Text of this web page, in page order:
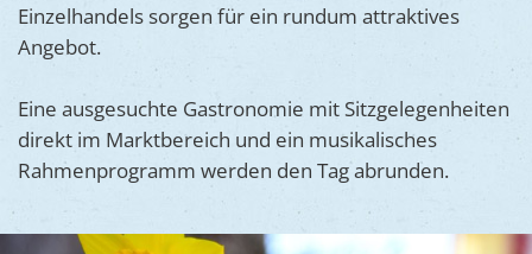
Einzelhandels sorgen für ein rundum attraktives
Angebot.
Eine ausgesuchte Gastronomie mit Sitzgelegenheiten
direkt im Marktbereich und ein musikalisches
Rahmenprogramm werden den Tag abrunden.